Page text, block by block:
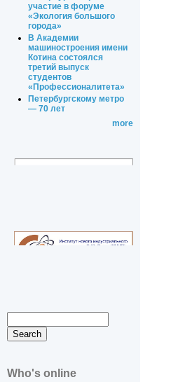
участие в форуме
«Экология большого
города»
В Академии
машиностроения имени
Котина состоялся
третий выпуск
студентов
«Профессионалитета»
Петербургскому метро
— 70 лет
more
Who's online